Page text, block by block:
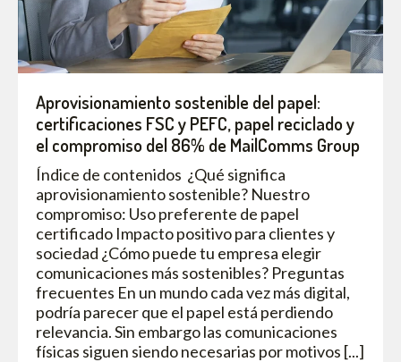
Aprovisionamiento sostenible del papel:
certificaciones FSC y PEFC, papel reciclado y
el compromiso del 86% de MailComms Group
Índice de contenidos ¿Qué significa
aprovisionamiento sostenible? Nuestro
compromiso: Uso preferente de papel
certificado Impacto positivo para clientes y
sociedad ¿Cómo puede tu empresa elegir
comunicaciones más sostenibles? Preguntas
frecuentes En un mundo cada vez más digital,
podría parecer que el papel está perdiendo
relevancia. Sin embargo las comunicaciones
físicas siguen siendo necesarias por motivos [...]